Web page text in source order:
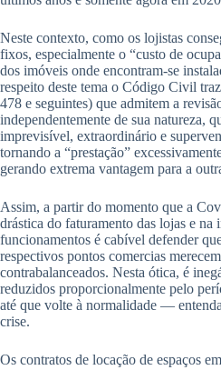
Neste contexto, como os lojistas
fixos, especialmente o “custo de
dos imóveis onde encontram-se
respeito deste tema o Código Civil
478 e seguintes) que admitem a
independentemente de sua natureza,
imprevisível, extraordinário e
tornando a “prestação”
gerando extrema vantagem para a
Assim, a partir do momento que a
drástica do faturamento das lojas e na
funcionamentos é cabível defender
respectivos pontos comercias
contrabalanceados. Nesta ótica, é
reduzidos proporcionalmente pelo
até que volte à normalidade —
crise.
Os contratos de locação de espaços